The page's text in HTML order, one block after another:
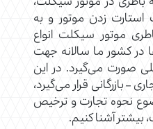
استارت زدن موتور و به
موتور سیکلت انواع
در کشور ما سالانه جهت
صورت می‌گیرد. در این
– بازرگانی قرار می‌گیرد،
نحوه تجارت و ترخیص
بیشتر آشنا کنیم.